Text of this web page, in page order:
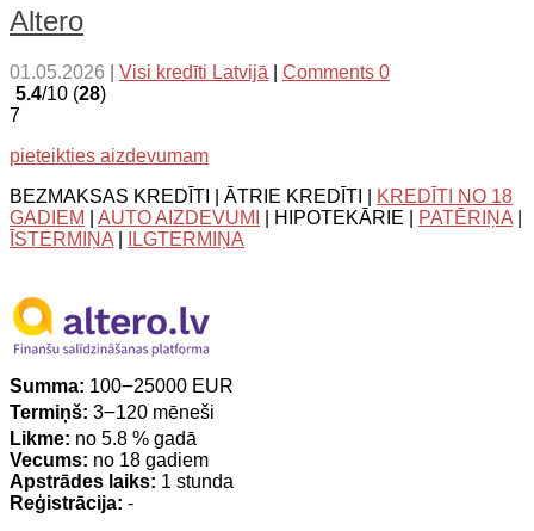
Altero
01.05.2026 Visi kredīti Latvijā
Comments 0
5.4/10 (28)
7
pieteikties aizdevumam
BEZMAKSAS KREDĪTI | ĀTRIE KREDĪTI |
KREDĪTI NO 18
GADIEM
AUTO AIZDEVUMI | HIPOTEKĀRIE | PATĒRIŅA
ĪSTERMIŅA
ILGTERMIŅA
Summa: 100౼25000 EUR
Termiņš: 3౼120 mēneši
Likme: no 5.8 % gadā
Vecums: no 18 gadiem
Apstrādes laiks: 1 stunda
Reģistrācija: -